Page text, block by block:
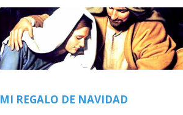
MI REGALO DE NAVIDAD